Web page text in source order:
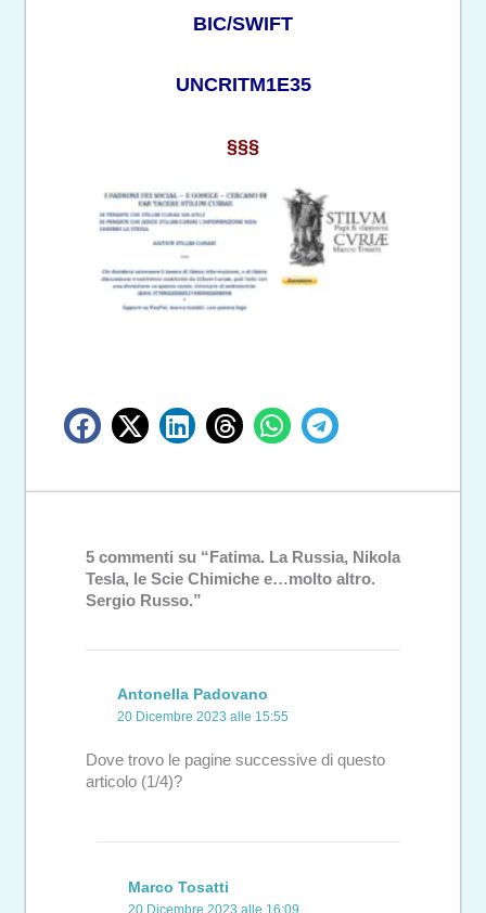
BIC/SWIFT
UNCRITM1E35
§§§
5 commenti su “Fatima. La Russia, Nikola
Tesla, le Scie Chimiche e…molto altro.
Sergio Russo.”
Antonella Padovano
20 Dicembre 2023 alle 15:55
Dove trovo le pagine successive di questo
articolo (1/4)?
Marco Tosatti
20 Dicembre 2023 alle 16:09